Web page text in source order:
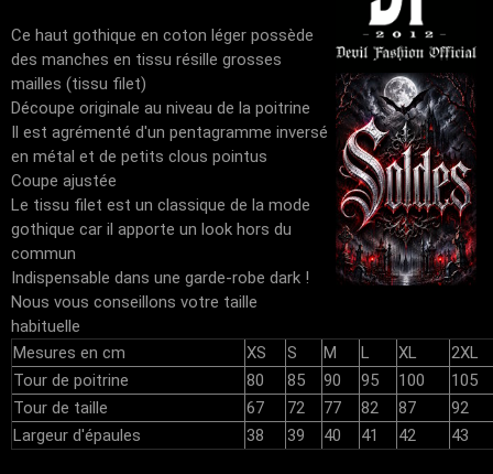
Ce haut gothique en coton léger possède
des manches en tissu résille grosses
mailles (tissu filet)
Découpe originale au niveau de la poitrine
Il est agrémenté d'un pentagramme inversé
en métal et de petits clous pointus
Coupe ajustée
Le tissu filet est un classique de la mode
gothique car il apporte un look hors du
commun
Indispensable dans une garde-robe dark !
Nous vous conseillons votre taille
habituelle
Mesures en cm
XS S M L XL
2XL
Tour de poitrine
80 85 90 95 100
105
Tour de taille
67 72 77 82 87
92
Largeur d'épaules
38 39 40 41 42 43